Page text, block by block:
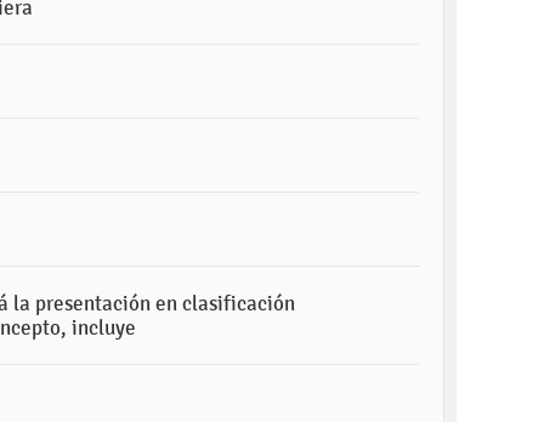
la presentación en clasificación
incluye